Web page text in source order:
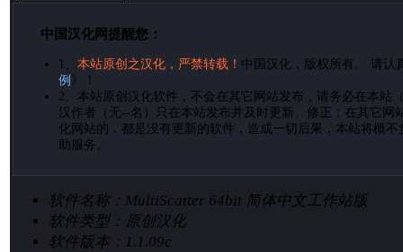
中国汉化网提醒您：
本站原创之汉化，严禁转载！ 中国汉化，版权所有。 请认
例 》！
2、 本站原创汉化软件，不会在其它网站发布，请务必在本站
汉作者（无--名）只在本站发布并及时更新、修正；在其它网
化网站的，都是没有更新的软件，造成一切后果，本站将概
助服务。
软件名称： MultiScatter 64bit 简体中文工作站版
软件类型： 原创汉化
软件版本： 1.1.09c